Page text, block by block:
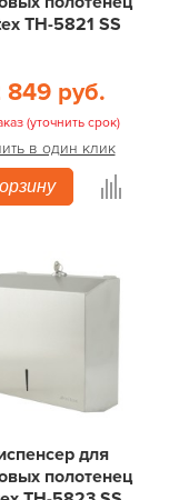
TН-5821 SS
849 руб.
(уточнить срок)
в один клик
для
полотенец